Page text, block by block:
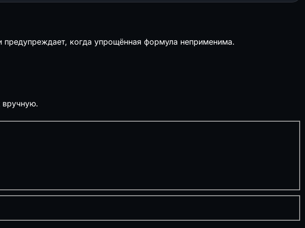
предупреждает, когда упрощённая формула неприменима.
вручную.